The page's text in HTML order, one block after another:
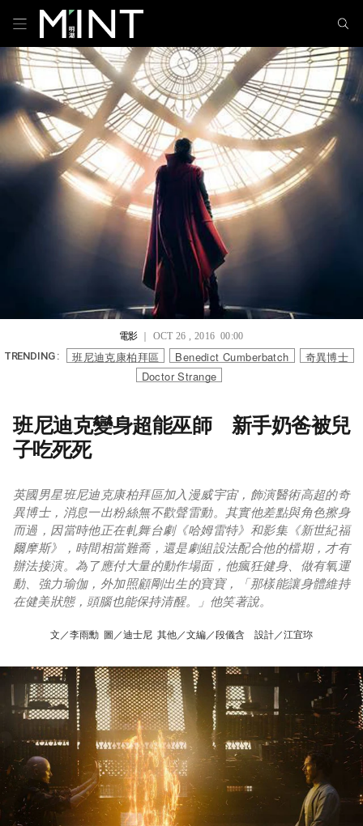
電影｜ OCT 26 , 2016 00:00
TRENDING : 班尼迪克康柏拜區 Benedict Cumberbatch
奇異博士
Doctor Strange
班尼迪克變身超能巫師 新手奶爸被兒
子吃死死
英國男星班尼迪克康柏拜區加入漫威宇宙，飾演醫術高超的奇
異博士，消息一出粉絲無不歡聲雷動。其實他差點與角色擦身
而過，因當時他正在軋舞台劇《哈姆雷特》和影集《新世紀福
爾摩斯》，時間相當難喬，還是劇組設法配合他的檔期，才有
辦法接演。為了應付大量的動作場面，他瘋狂健身、做有氧運
動、強力瑜伽，外加照顧剛出生的寶寶，「那樣能讓身體維持
在健美狀態，頭腦也能保持清醒。」他笑著說。
文／李雨勳 圖／迪士尼 其他／文編／段儀含 設計／江宜珎